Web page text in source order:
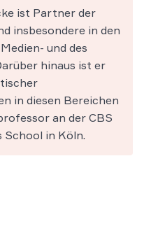
ist Partner der
insbesondere in den
und des
hinaus ist er
in diesen Bereichen
an der CBS
in Köln.